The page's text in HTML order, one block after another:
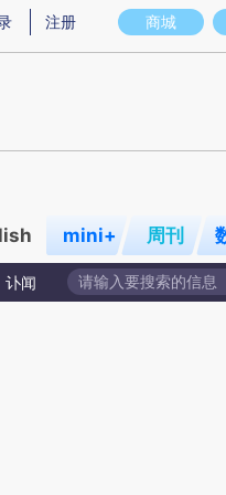
意图存在偏差。不代表财新观点
商城
注册
mini+ 周刊
讣闻